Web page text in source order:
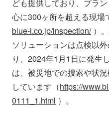
ども提供しており、プラ
心に300ヶ所を超える現場
blue-i.co.jp/inspection/）
ソリューションは点検以
り、2024年1月1日に発生
は、被災地での捜索や状
しています（https://
0111_1.html ）。